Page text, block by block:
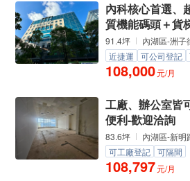
內科核心首選、
質機能碼頭＋貨
91.4坪
內湖區-洲子
近捷運
可公司登記
108,000元/月
工廠、辦公室皆
便利-歡迎洽詢
83.6坪
內湖區-新明
可工廠登記 可隔間
108,797元/月